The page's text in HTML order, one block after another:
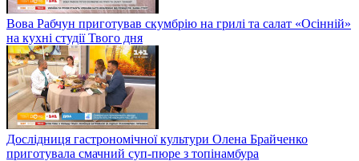
Вова Рабчун приготував скумбрію на грилі та салат «Осінній»
на кухні студії Твого дня
Дослідниця гастрономічної культури Олена Брайченко
приготувала смачний суп-пюре з топінамбура